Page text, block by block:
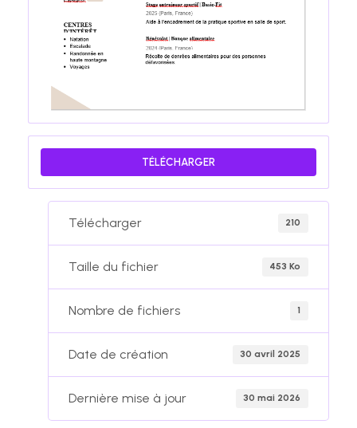
TÉLÉCHARGER
Télécharger 210
Taille du fichier 453 Ko
Nombre de fichiers 1
Date de création 30 avril 2025
Dernière mise à jour 30 mai 2026